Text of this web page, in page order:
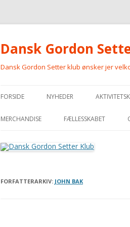
Dansk Gordon
Dansk Gordon Setter klub ønsker jer
FORSIDE NYHEDER
MERCHANDISE FÆLLESSKABET
FORFATTERARKIV: JOHN BAK